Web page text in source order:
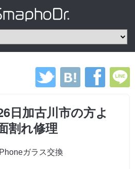
日加古川市の方よ
割れ修理
ガラス交換